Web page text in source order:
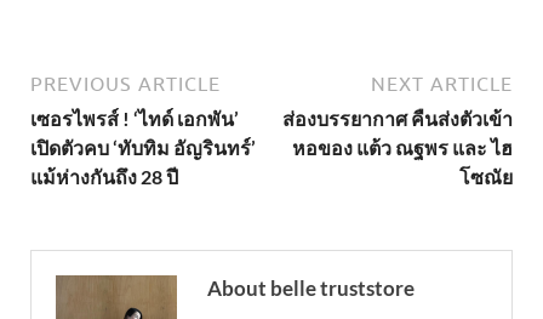
PREVIOUS ARTICLE
เซอรไพรส์ ! ‘ไทด์ เอกพัน’
เปิดตัวคบ ‘ทับทิม อัญรินทร์’
แม้ห่างกันถึง 28 ปี
NEXT ARTICLE
ส่องบรรยากาศ คืนส่งตัวเข้า
หอของ แต้ว ณฐพร และ ไฮ
โซณัย
About belle truststore